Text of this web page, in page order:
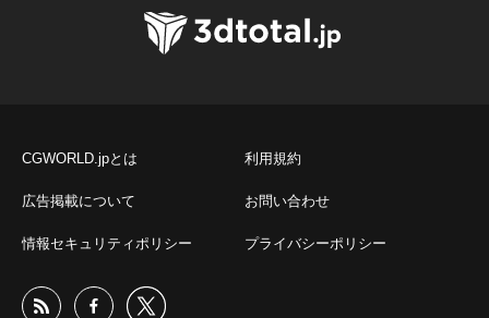
CGWORLD.jpとは 利用規約
広告掲載について お問い合わせ
情報セキュリティポリシー プライバシーポリシー